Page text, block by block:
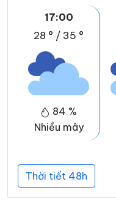
17:00
28 ° / 35 °
84 %
Nhiều mây
Thời tiết 48h